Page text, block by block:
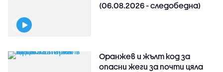
(06.08.2026 - следобедна)
Оранжев и жълт код за
опасни жеги за почти цяла